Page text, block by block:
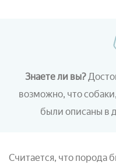
Знаете ли вы?
возможно, что
были описаны в
Считается, что порода